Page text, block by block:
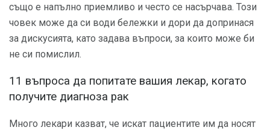
също е напълно приемливо и често се насърчава. Този
човек може да си води бележки и дори да допринася
за дискусията, като задава въпроси, за които може би
не си помислил.
11 въпроса да попитате вашия лекар, когато
получите диагноза рак
Много лекари казват, че искат пациентите им да носят